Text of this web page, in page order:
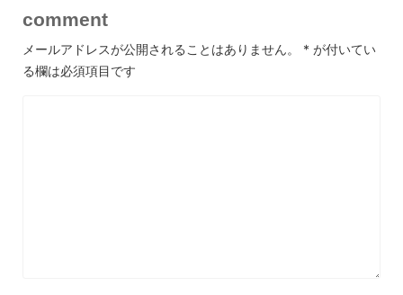
comment
メールアドレスが公開されることはありません。 * が付いてい
る欄は必須項目です